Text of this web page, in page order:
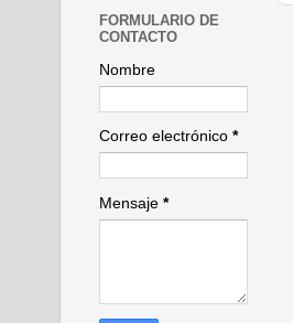
FORMULARIO DE
CONTACTO
Nombre
Correo electrónico *
Mensaje *